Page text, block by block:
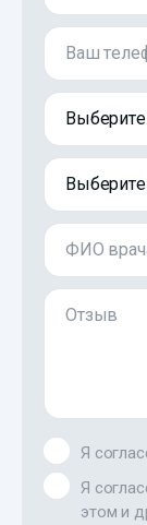
Ваш
ФИО
Отзыв
Я
Я
этом и